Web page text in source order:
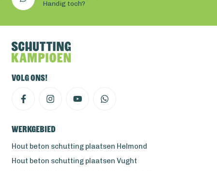
Handig toch?
Volg ons!
Werkgebied
Hout beton schutting plaatsen Helmond
Hout beton schutting plaatsen Vught